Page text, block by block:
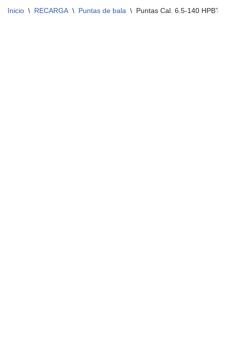
Inicio \ RECARGA \ Puntas de bala \ Puntas Cal. 6.5-140 HPBT